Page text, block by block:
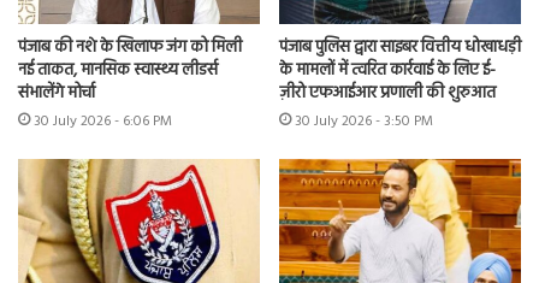
पंजाब की नशे के खिलाफ जंग को मिली
नई ताकत, मानसिक स्वास्थ्य लीडर्स
संभालेंगे मोर्चा
30 July 2026 - 6:06 PM
पंजाब पुलिस द्वारा साइबर वित्तीय धोखाधड़ी
के मामलों में त्वरित कार्रवाई के लिए ई-
ज़ीरो एफआईआर प्रणाली की शुरुआत
30 July 2026 - 3:50 PM